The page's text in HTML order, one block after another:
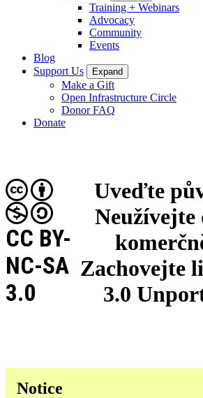
Training + Webinars
Advocacy
Community
Events
Blog
Support Us
Expand
Make a Gift
Open Infrastructure Circle
Donor FAQ
Donate
Uveďte
Neužívejte
Zachovejte
3.0
CC BY-
NC-SA
3.0
Notice